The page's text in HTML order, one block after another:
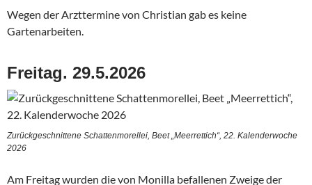
Wegen der Arzttermine von Christian gab es keine
Gartenarbeiten.
Freitag. 29.5.2026
Zurückgeschnittene Schattenmorellei, Beet „Meerrettich“, 22. Kalenderwoche
2026
Am Freitag wurden die von Monilla befallenen Zweige der